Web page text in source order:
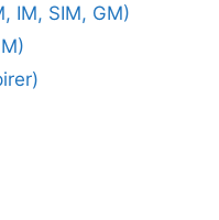
IM, SIM, GM)